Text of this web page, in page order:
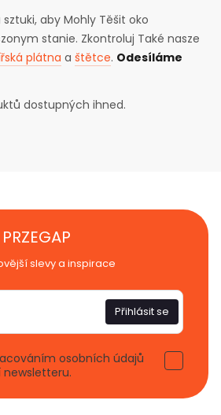
aby Mohly Těšit oko
stanie. Zkontroluj Také nasze
plátna a štětce. Odesíláme
dostupných ihned.
slevy a inspirace
Přihlásit se
osobních údajů
newsletteru.